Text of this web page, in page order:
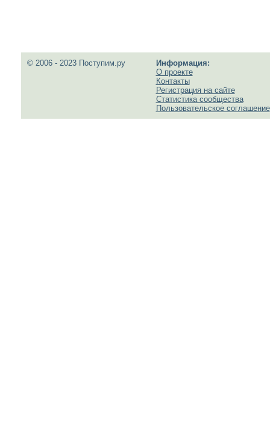
© 2006 - 2023 Поступим.ру
Информация:
О проекте
Контакты
Регистрация на сайте
Статистика сообщества
Пользовательское соглашение